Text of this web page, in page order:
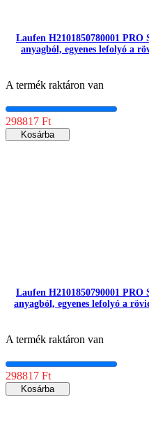
Laufen H2101850780001
anyagból, egyenes lefolyó a
A termék raktáron van
298817 Ft
Kosárba
Laufen H2101850790001
anyagból, egyenes lefolyó a
A termék raktáron van
298817 Ft
Kosárba